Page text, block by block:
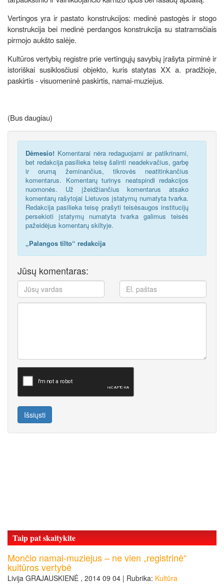
Vertingos yra ir pastato konstrukcijos: medinė pastogės ir stogo
konstrukcija bei medinė perdangos konstrukcija su statramsčiais
pirmojo aukšto salėje.
Kultūros vertybių registre prie vertingųjų savybių įrašyta pirminė ir
istoriškai susiklosčiusi objekto, kuris statytas XX a. pradžioje,
paskirtis - visuomeninė paskirtis, namai-muziejus.
(Bus daugiau)
Dėmesio! Komentarai nėra redaguojami ar patikrinami,
bet redakcija pasilieka teisę šalinti neadekvačius, garbę
ir orumą žeminančius, tikrovės neatitinkančius
komentarus. Komentarų turinys neatspindi redakcijos
nuomonės. Už įžeidžiančius komentarus atsako
komentarų rašytojai Lietuvos įstatymų numatyta tvarka.
Redakcija pasilieka teisę prašyti teisėsaugos institucijų
persekioti įstatymų numatyta tvarka galimus teisės
pažeidėjus komentarų skiltyje.
„Palangos tilto“ redakcija
Jūsų komentaras:
Išsiųsti
Taip pat skaitykite
Mončio namai-muziejus – ne vien „registrinė“
kultūros vertybė
Livija GRAJAUSKIENĖ , 2014 09 04 | Rubrika: Kultūra